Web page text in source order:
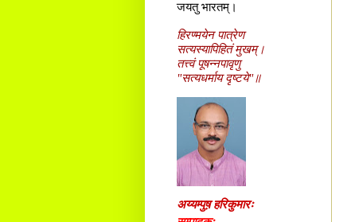
जयतु भारतम्।
हिरण्मयेन पात्रेण
सत्यस्यापिहितं मुखम्।
तत्त्वं पूषन्नपावृणु
"सत्यधर्माय दृष्टये"॥
अय्यम्पुष़ हरिकुमारः